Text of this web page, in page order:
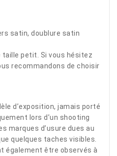
satin, doublure satin
taille petit. Si vous hésitez
recommandons de choisir
d’exposition, jamais porté
lors d’un shooting
marques d’usure dues au
quelques taches visibles.
également être observés à